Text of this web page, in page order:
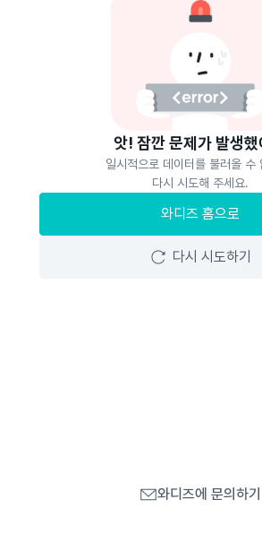
앗! 잠깐 문제가 발생했
일시적으로 데이터를 불러올 수
다시 시도해 주세요.
와디즈 홈으로
다시 시도하기
와디즈에 문의하기